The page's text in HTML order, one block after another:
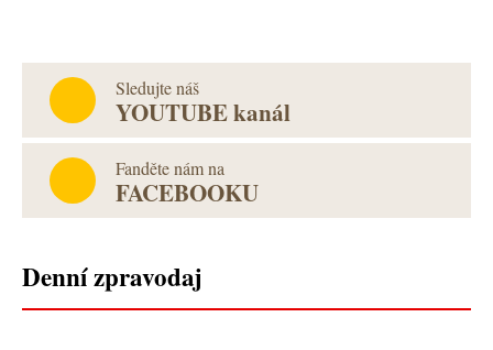
Sledujte náš
YOUTUBE kanál
Fanděte nám na
FACEBOOKU
Denní zpravodaj